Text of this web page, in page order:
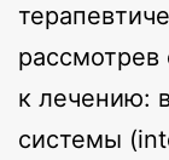
рассмотрев
к лечению:
системы